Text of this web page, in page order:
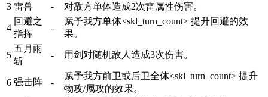
3 雷兽 - 对敌方单体造成2次雷属性伤害。
4
回避之
指挥
-
赋予我方单体<skl_turn_count> 提升回避的效
果。
5
五月雨
斩
- 用剑对随机敌人造成3次伤害。
6 强击阵 -
赋予我方前卫或后卫全体<skl_turn_count> 提升
物攻/属攻的效果。